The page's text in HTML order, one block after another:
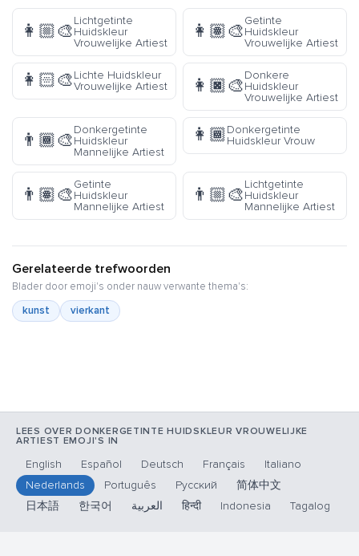
👩🏼‍🎨
Lichtgetinte
Huidskleur
Vrouwelijke Artiest
👩🏽‍🎨
Getinte
Huidskleur
Vrouwelijke Artiest
👩🏻‍🎨Lichte Huidskleur
Vrouwelijke Artiest
👩🏿‍🎨
Donkere
Huidskleur
Vrouwelijke Artiest
👨🏾‍🎨
Donkergetinte
Huidskleur
Mannelijke Artiest
👩🏾Donkergetinte
Huidskleur Vrouw
👨🏽‍🎨
Getinte
Huidskleur
Mannelijke Artiest
👨🏼‍🎨
Lichtgetinte
Huidskleur
Mannelijke Artiest
Gerelateerde trefwoorden
Blader door emoji's onder nauw verwante thema's:
kunst
vierkant
LEES OVER DONKERGETINTE HUIDSKLEUR VROUWELIJKE
ARTIEST EMOJI'S IN
English Español Deutsch Français
Italiano
Nederlands
Português Русский
简体中文
日本語
한국어 العربية हिन्दी Indonesia Tagalog